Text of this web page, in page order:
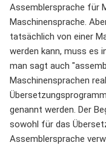
Assemblersprache für
Maschinensprache.
tatsächlich von einer
werden kann, muss es
man sagt auch
Maschinensprachen
genannt werden. Der
sowohl für das
Assemblersprache